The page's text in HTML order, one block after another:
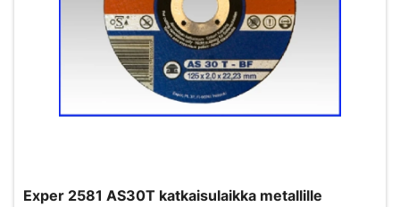
Exper 2581 AS30T katkaisulaikka metallille